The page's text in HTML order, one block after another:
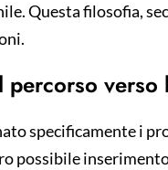
Questa filosofia,
verso
specificamente i
possibile